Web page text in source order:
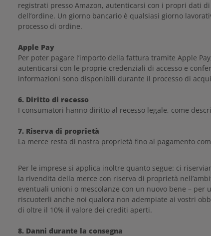
registrati presso Amazon, autenticarsi con i propri dati
dell’ordine. Un giorno bancario è qualsiasi giorno
processo di ordine.
Apple Pay
Per poter pagare l’importo della fattura tramite Apple
autenticarsi con le proprie credenziali di accesso e
informazioni sono disponibili durante il processo di
6. Diritto di recesso
I consumatori hanno diritto al recesso legale, come
7. Riserva di proprietà
La merce resta di nostra proprietà fino al pagamento
Per le imprese si applica inoltre quanto segue: ci
la rivendita della merce con riserva di proprietà
eventuali unioni o mescolanze con un nuovo bene –
riscuoterli anche noi qualora non adempiate ai vostri
di oltre il 10% il valore dei crediti aperti.
8. Danni durante la consegna